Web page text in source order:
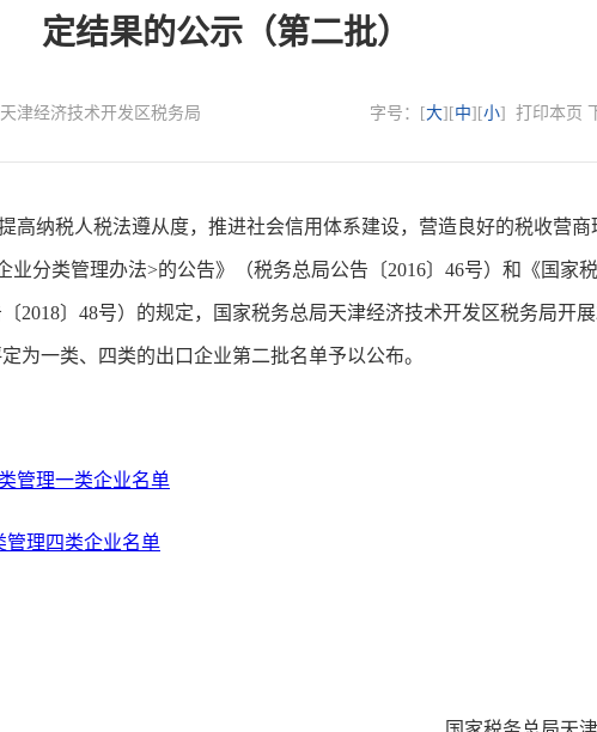
定结果的公示（第二批）
津经济技术开发区税务局 字号：[大][中][小] 打印本页
纳税人税法遵从度，推进社会信用体系建设，营造良好的税收营商
业分类管理办法>的公告》（税务总局公告〔2016〕46号）和《国家
2018〕48号）的规定，国家税务总局天津经济技术开发区税务局开展
为一类、四类的出口企业第二批名单予以公布。
管理一类企业名单
管理四类企业名单